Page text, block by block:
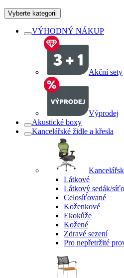
Vyberte kategorii
VÝHODNÝ NÁKUP
Akční sety
Výprodej
Akustické boxy
Kancelářské židle a křesla
Látkové
Látkový sedák/
Celosíťované
Koženkové
Ekokůže
Kožené
Zdravé sezení
Pro nepřetržité